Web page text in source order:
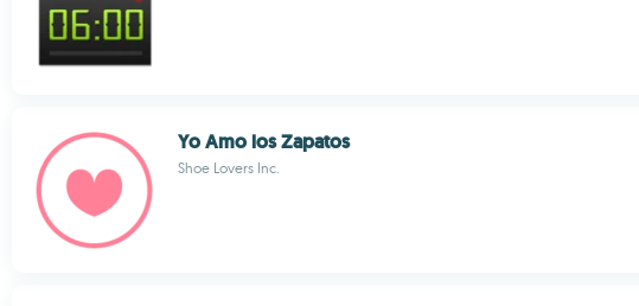
Yo Amo los Zapatos
Shoe Lovers Inc.